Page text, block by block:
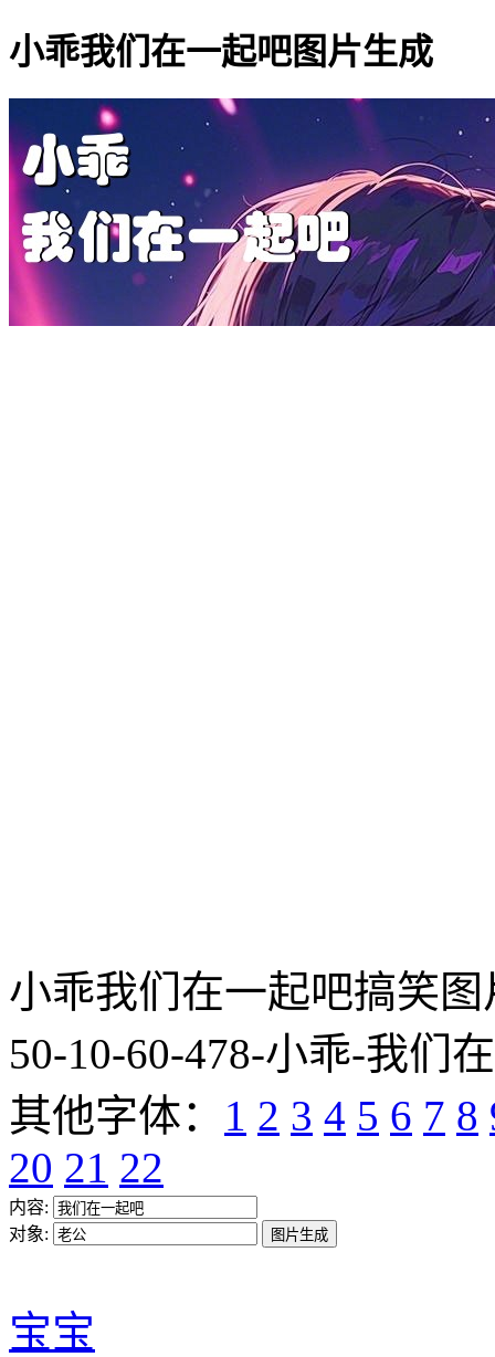
小乖我们在一起吧图片生成
小乖我们在一起吧搞笑图
50-10-60-478-小乖-我们
其他字体： 1 2 3 4 5 6 7 8
20 21 22
内容:
对象:
宝宝